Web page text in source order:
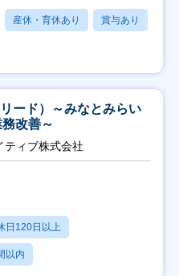
産休・育休あり 賞与あり
ード）～みなとみらい
改善～
ティブ株式会社
日120日以上
以内